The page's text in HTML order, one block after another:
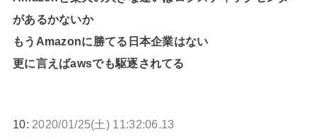
があるかないか
もうAmazonに勝てる日本企業はない
更に言えばawsでも駆逐されてる
10: 2020/01/25(土) 11:32:06.13